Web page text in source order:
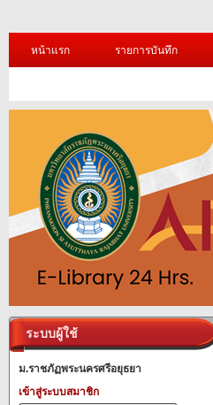
หน้าแรก รายการบันทึก
ระบบผู้ใช้
ม.ราชภัฏพระนครศรีอยุธยา
เข้าสู่ระบบสมาชิก